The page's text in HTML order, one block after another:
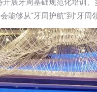
展牙周基础规范化培训、
够从“牙周护航“到”牙周